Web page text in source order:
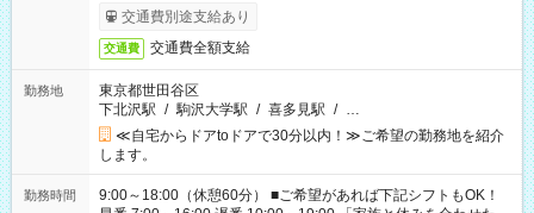
交通費別途支給あり
交通費 交通費全額支給
勤務地
東京都世田谷区
下北沢駅 / 駒沢大学駅 / 喜多見駅 / …
≪自宅からドアtoドアで30分以内！≫ご希望の勤務地を紹介
します。
勤務時間
9:00～18:00（休憩60分） ■ご希望があれば下記シフトもOK！